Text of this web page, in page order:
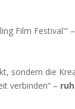
Film Festival'“ –
sondern die
verbinden“ –